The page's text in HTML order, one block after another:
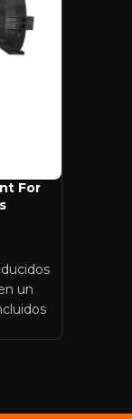
For
un